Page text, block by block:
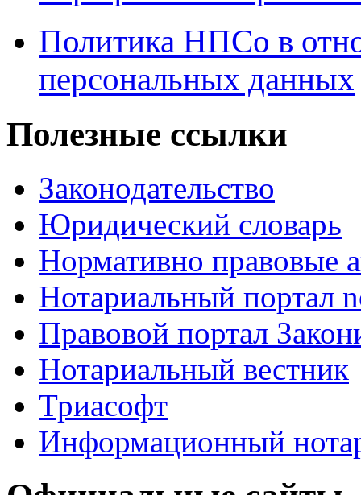
Политика НПСо в
персональных данных
Полезные ссылки
Законодательство
Юридический словарь
Нормативно правовые
Нотариальный портал
Правовой портал
Нотариальный вестник
Триасофт
Информационный